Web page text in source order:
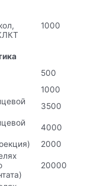
1000
500
1000
3500
4000
2000
20000